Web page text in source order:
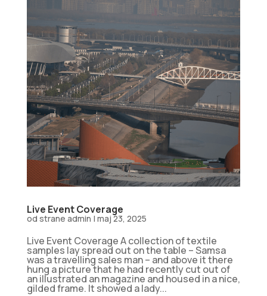
Live Event Coverage
od strane admin | maj 23, 2025
Live Event Coverage A collection of textile
samples lay spread out on the table – Samsa
was a travelling sales man – and above it there
hung a picture that he had recently cut out of
an illustrated an magazine and housed in a nice,
gilded frame. It showed a lady...